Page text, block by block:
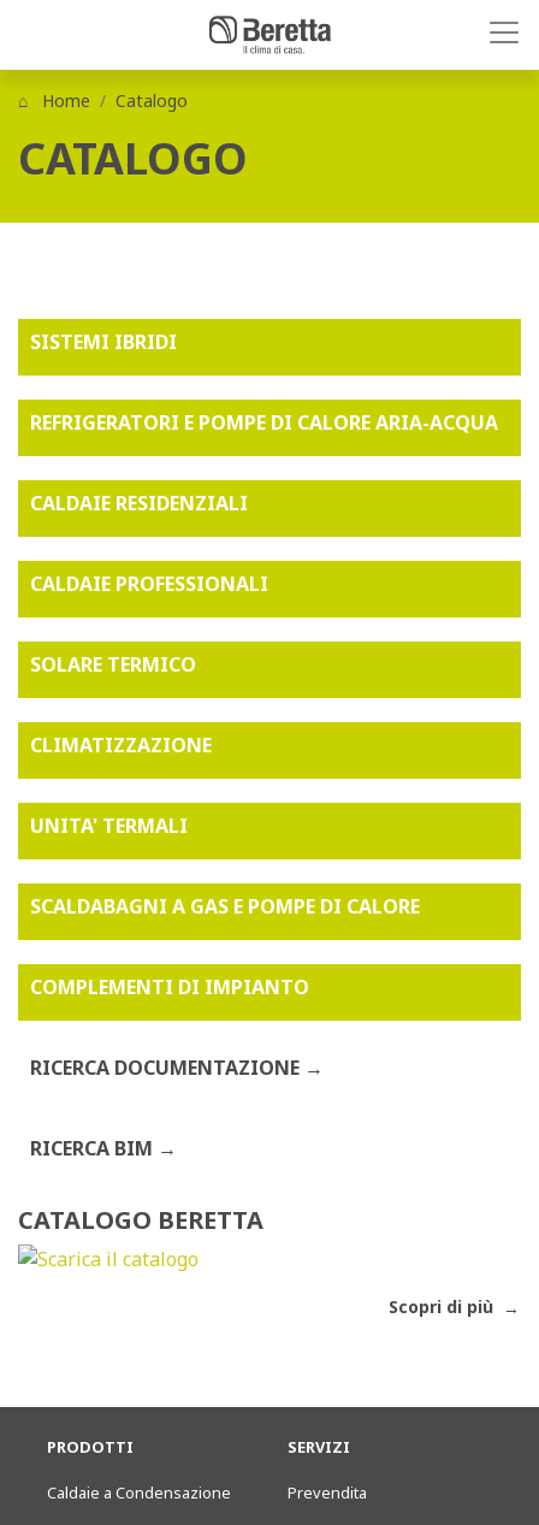
Home Catalogo
CATALOGO
SISTEMI IBRIDI
REFRIGERATORI E POMPE DI CALORE ARIA-ACQUA
CALDAIE RESIDENZIALI
CALDAIE PROFESSIONALI
SOLARE TERMICO
CLIMATIZZAZIONE
UNITA' TERMALI
SCALDABAGNI A GAS E POMPE DI CALORE
COMPLEMENTI DI IMPIANTO
RICERCA DOCUMENTAZIONE
RICERCA BIM
CATALOGO BERETTA
Scopri di più
PRODOTTI
Caldaie a Condensazione
SERVIZI
Prevendita